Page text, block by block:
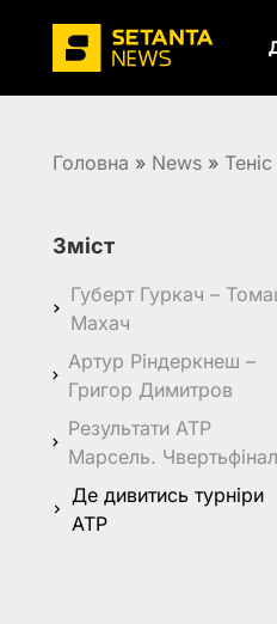
Головна » News » Теніс
Зміст
Губерт Гуркач –
Махач
Артур Ріндеркнеш –
Григор Димитров
Результати ATP
Марсель. Чвертьфінал
Де дивитись турніри
ATP